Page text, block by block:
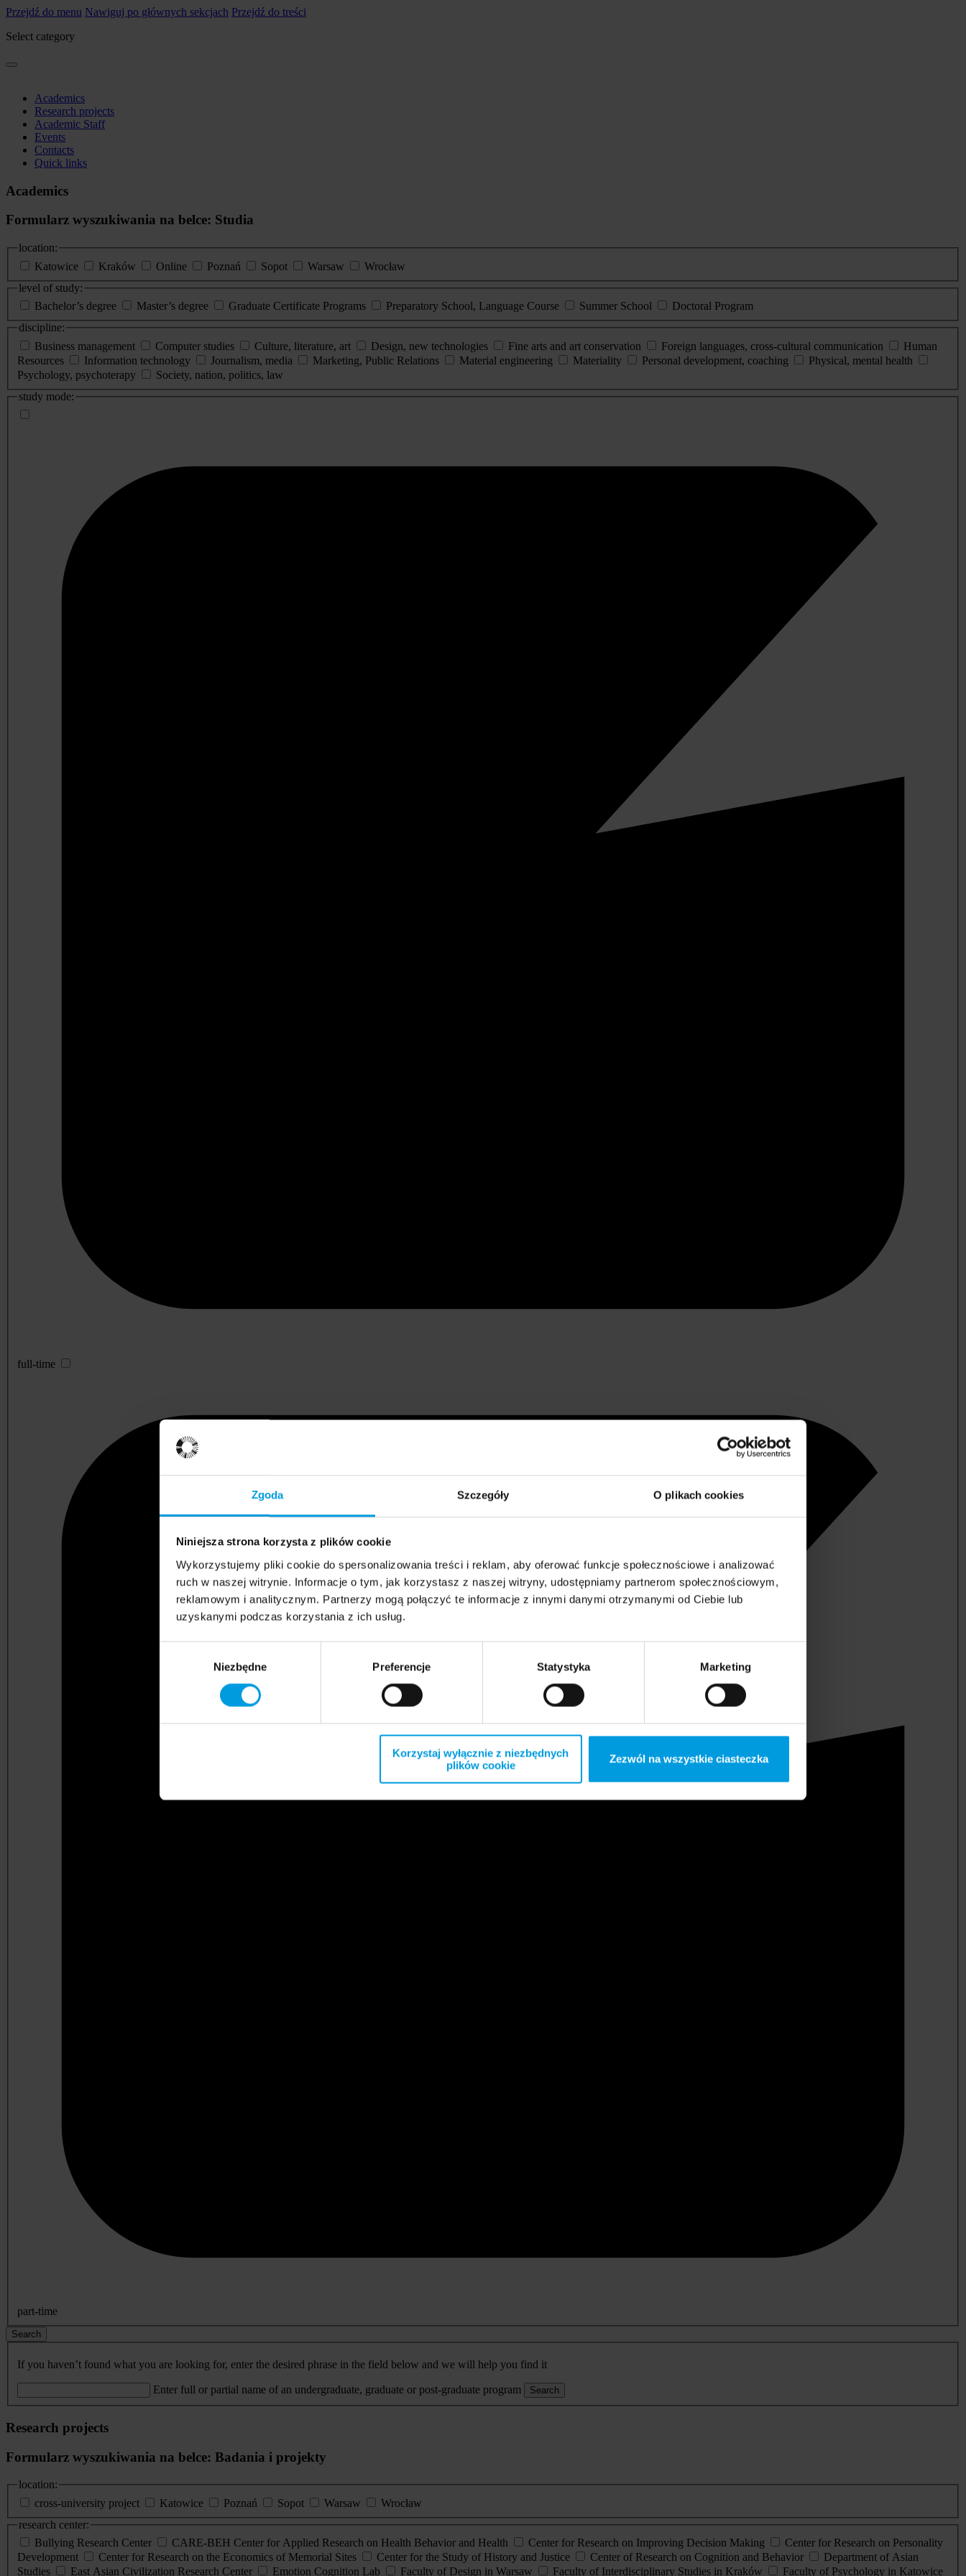
Zgoda Szczegóły O plikach cookies
Niniejsza strona korzysta z plików cookie
Wykorzystujemy pliki cookie do spersonalizowania treści i reklam, aby oferować funkcje społecznościowe i analizować
ruch w naszej witrynie. Informacje o tym, jak korzystasz z naszej witryny, udostępniamy partnerom społecznościowym,
reklamowym i analitycznym. Partnerzy mogą połączyć te informacje z innymi danymi otrzymanymi od Ciebie lub
uzyskanymi podczas korzystania z ich usług.
Niezbędne Preferencje Statystyka Marketing
Korzystaj wyłącznie z niezbędnych
plików cookie
Zezwól na wszystkie ciasteczka
Przejdź do menu Nawiguj po głównych sekcjach Przejdź do treści
Select category
Academics
Research projects
Academic Staff
Events
Contacts
Quick links
Academics
Formularz wyszukiwania na belce: Studia
location:
Katowice
Kraków Online Poznań Sopot Warsaw
Wrocław
level of study:
Bachelor’s degree
Master’s degree Graduate Certificate Programs Preparatory School, Language Course Summer School
Doctoral Program
discipline:
Business management
Computer studies Culture, literature, art Design, new technologies Fine arts and art conservation Foreign languages, cross-cultural communication
Human
Resources
Information technology Journalism, media Marketing, Public Relations Material engineering Materiality Personal development, coaching
Physical, mental health
Psychology, psychoterapy
Society, nation, politics, law
study mode:
full-time
part-time
Search
If you haven’t found what you are looking for, enter the desired phrase in the field below and we will help you find it
Enter full or partial name of an undergraduate, graduate or post-graduate program Search
Research projects
Formularz wyszukiwania na belce: Badania i projekty
location:
cross-university project
Katowice Poznań Sopot Warsaw
Wrocław
research center:
Bullying Research Center
CARE-BEH Center for Applied Research on Health Behavior and Health Center for Research on Improving Decision Making
Center for Research on Personality
Development
Center for Research on the Economics of Memorial Sites Center for the Study of History and Justice Center of Research on Cognition and Behavior
Department of Asian
Studies
East Asian Civilization Research Center Emotion Cognition Lab Faculty of Design in Warsaw Faculty of Interdisciplinary Studies in Kraków Faculty of Psychology in Katowice